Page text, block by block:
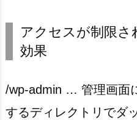
アクセスが制限さ
効果
/wp-admin … 管理画面
するディレクトリでダ